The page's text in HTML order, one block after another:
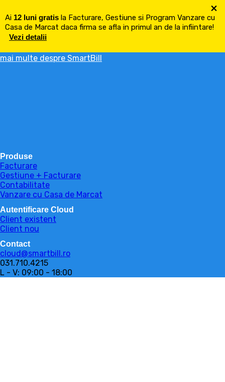
Ai 12 luni gratis la Facturare, Gestiune si Program Vanzare cu
Casa de Marcat daca firma se afla in primul an de la infiintare!
Vezi detalii
×
mai multe despre SmartBill
Produse
Facturare
Gestiune + Facturare
Contabilitate
Vanzare cu Casa de Marcat
Autentificare Cloud
Client existent
Client nou
Contact
cloud@smartbill.ro
031.710.4215
L - V: 09:00 - 18:00